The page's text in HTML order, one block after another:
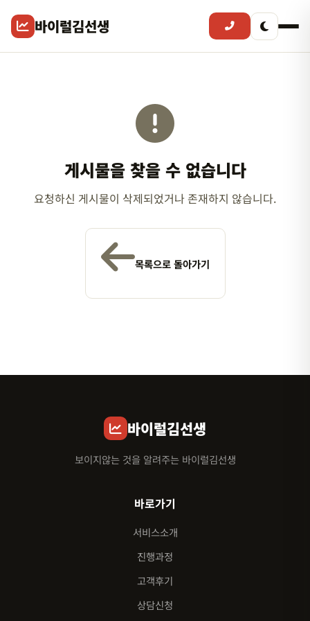
바이럴김선생
게시물을 찾을 수 없습니다
요청하신 게시물이 삭제되었거나 존재하지 않습니다.
목록으로 돌아가기
바이럴김선생
보이지않는 것을 알려주는 바이럴김선생
바로가기
서비스소개
진행과정
고객후기
상담신청